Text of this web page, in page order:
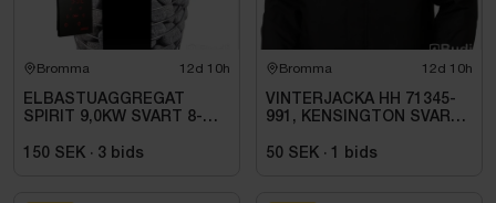
Bromma 12d 10h
ELBASTUAGGREGAT
SPIRIT 9,0KW SVART 8-
INKL. XENIO WIFI
150 SEK · 3 bids
Bromma 12d 10h
VINTERJACKA HH 71345-
991, KENSINGTON SVART
50 SEK · 1 bids